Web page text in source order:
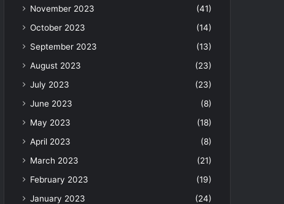
November 2023
(41)
October 2023
(14)
September 2023
(13)
August 2023
(23)
July 2023
(23)
June 2023
(8)
May 2023
(18)
April 2023
(8)
March 2023
(21)
February 2023
(19)
January 2023
(24)